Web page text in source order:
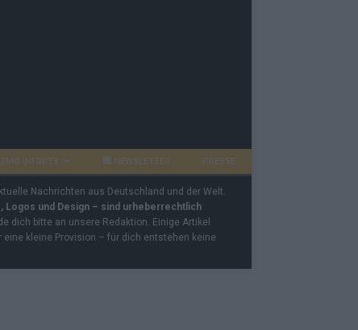
INFINITY NEWSLETTER PRESSE
Nachrichten aus Deutschland und der Welt.
Logos und Design – sind urheberrechtlich
dich bitte an unsere Redaktion. Einige Artikel
kleine Provision – für dich entstehen keine